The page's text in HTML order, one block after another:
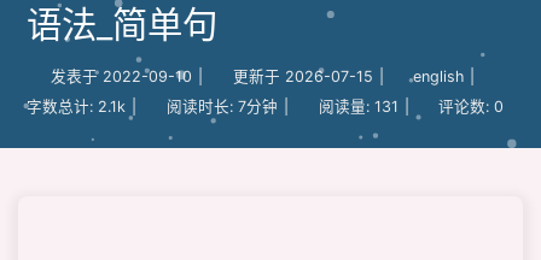
语法_简单句
发表于 2022-09-10 更新于 2026-07-15 english
字数总计: 2.1k 阅读时长: 7分钟 阅读量: 131 评论数: 0